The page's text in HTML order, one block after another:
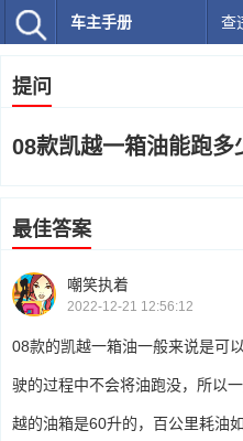
车主手册 查
提问
08款凯越一箱油能跑多
最佳答案
嘲笑执着
2022-12-21 12:56:12
08款的凯越一箱油一般来说是可
驶的过程中不会将油跑没，所以
越的油箱是60升的，百公里耗油